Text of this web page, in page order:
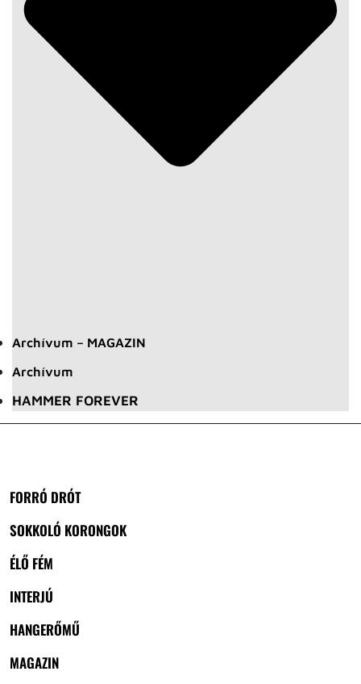
Archívum – MAGAZIN
Archívum
HAMMER FOREVER
FORRÓ DRÓT
SOKKOLÓ KORONGOK
ÉLŐ FÉM
INTERJÚ
HANGERŐMŰ
MAGAZIN